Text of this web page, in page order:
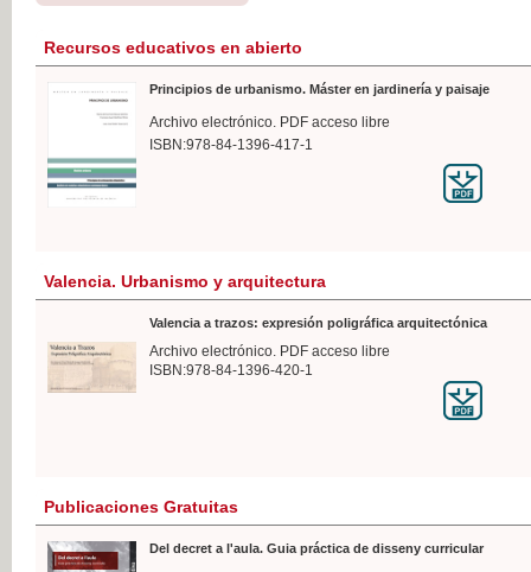
Recursos educativos en abierto
Principios de urbanismo. Máster en jardinería y paisaje
Archivo electrónico. PDF acceso libre
ISBN:978-84-1396-417-1
Valencia. Urbanismo y arquitectura
Valencia a trazos: expresión poligráfica arquitectónica
Archivo electrónico. PDF acceso libre
ISBN:978-84-1396-420-1
Publicaciones Gratuitas
Del decret a l'aula. Guia práctica de disseny curricular